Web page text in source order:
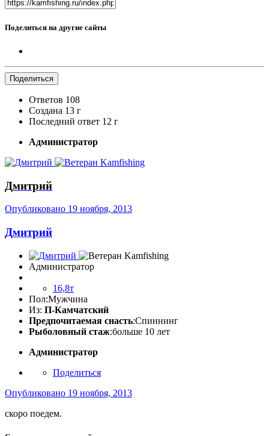
Поделиться на другие сайты
Поделиться
Ответов 108
Создана 13 г
Последний ответ 12 г
Администратор
Дмитрий
Опубликовано 19 ноября, 2013
Дмитрий
Администратор
16,8т
Пол:Мужчина
Из: П-Камчатский
Предпочитаемая снасть:Спиннинг
Рыболовный стаж:больше 10 лет
Администратор
Поделиться
Опубликовано 19 ноября, 2013
скоро поедем.